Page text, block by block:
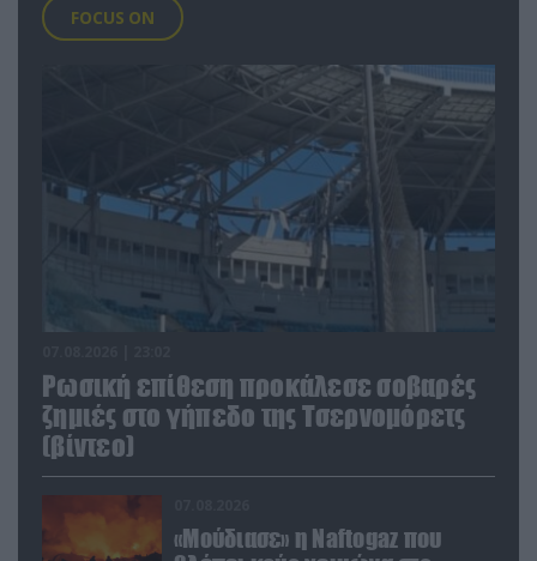
FOCUS ON
Ρωσική επίθεση προκάλεσε σοβαρές
ζημιές στο γήπεδο της Τσερνομόρετς
(βίντεο)
«Μούδιασε» η Naftogaz που